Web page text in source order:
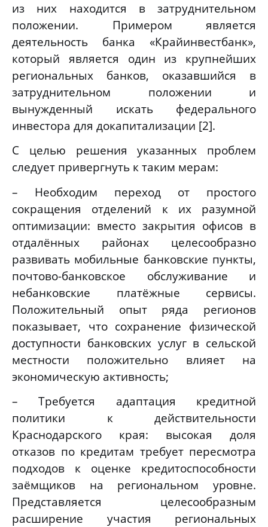
из них находится в затруднительном
положении. Примером является
деятельность банка «Крайинвестбанк»,
который является один из крупнейших
региональных банков, оказавшийся в
затруднительном положении и
вынужденный искать федерального
инвестора для докапитализации [2].
С целью решения указанных проблем
следует привергнуть к таким мерам:
– Необходим переход от простого
сокращения отделений к их разумной
оптимизации: вместо закрытия офисов в
отдалённых районах целесообразно
развивать мобильные банковские пункты,
почтово-банковское обслуживание и
небанковские платёжные сервисы.
Положительный опыт ряда регионов
показывает, что сохранение физической
доступности банковских услуг в сельской
местности положительно влияет на
экономическую активность;
– Требуется адаптация кредитной
политики к действительности
Краснодарского края: высокая доля
отказов по кредитам требует пересмотра
подходов к оценке кредитоспособности
заёмщиков на региональном уровне.
Представляется целесообразным
расширение участия региональных